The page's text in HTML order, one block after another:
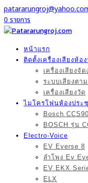
0 รายการ
หน้าแรก
ติดตั้งเครื่องเสียงห้อ
เครื่องเสียงจัด
ระบบเสียงตา
เครื่องเสียงวัด
ไมโครโฟนห้องประ
Bosch
BOSCH รุ่น
Electro-Voice
EV Everse 8
ลำโพง Ev
EV EKX
ELX